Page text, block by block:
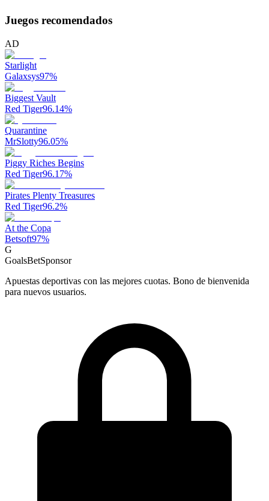
Juegos recomendados
AD
Starlight
Galaxsys97%
Biggest Vault
Red Tiger96.14%
Quarantine
MrSlotty96.05%
Piggy Riches Begins
Red Tiger96.17%
Pirates Plenty Treasures
Red Tiger96.2%
At the Copa
Betsoft97%
G
GoalsBetSponsor
Apuestas deportivas con las mejores cuotas. Bono de bienvenida
para nuevos usuarios.